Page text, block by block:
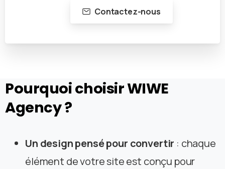
Contactez-nous
PourquoichoisirWIWE
Agency?
Un design pensé pour convertir : chaque
élément de votre site est conçu pour